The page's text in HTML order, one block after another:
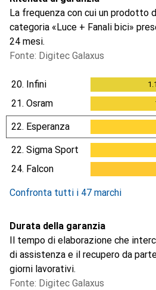
La frequenza con cui un prodotto
categoria «Luce + Fanali bici»
24 mesi.
Fonte: Digitec Galaxus
20. Infini 1.1
21. Osram
22. Esperanza
22. Sigma Sport
24. Falcon
Confronta tutti i 47 marchi
Durata della garanzia
Il tempo di elaborazione che
di assistenza e il recupero da
giorni lavorativi.
Fonte: Digitec Galaxus